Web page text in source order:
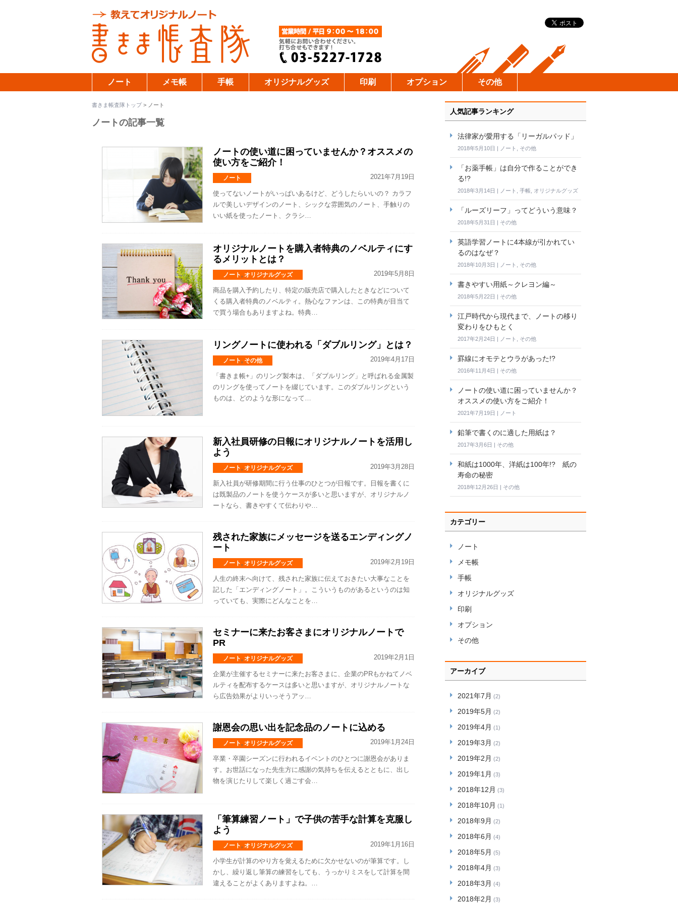
ノート メモ帳 手帳 オリジナルグッズ 印刷 オプション その他
書きま帳査隊トップ > ノート
ノートの記事一覧
ノートの使い道に困っていませんか？オススメの
使い方をご紹介！
ノート 2021年7月19日
使ってないノートがいっぱいあるけど、どうしたらいいの？ カラフ
ルで美しいデザインのノート、シックな雰囲気のノート、手触りの
いい紙を使ったノート、クラシ…
オリジナルノートを購入者特典のノベルティにす
るメリットとは？
ノート, オリジナルグッズ 2019年5月8日
商品を購入予約したり、特定の販売店で購入したときなどについて
くる購入者特典のノベルティ。熱心なファンは、この特典が目当て
で買う場合もありますよね。特典…
リングノートに使われる「ダブルリング」とは？
ノート, その他 2019年4月17日
「書きま帳+」のリング製本は、「ダブルリング」と呼ばれる金属製
のリングを使ってノートを綴じています。このダブルリングという
ものは、どのような形になって…
新入社員研修の日報にオリジナルノートを活用し
よう
ノート, オリジナルグッズ 2019年3月28日
新入社員が研修期間に行う仕事のひとつが日報です。日報を書くに
は既製品のノートを使うケースが多いと思いますが、オリジナルノ
ートなら、書きやすくて伝わりや…
残された家族にメッセージを送るエンディングノ
ート
ノート, オリジナルグッズ 2019年2月19日
人生の終末へ向けて、残された家族に伝えておきたい大事なことを
記した「エンディングノート」。こういうものがあるというのは知
っていても、実際にどんなことを…
セミナーに来たお客さまにオリジナルノートで
PR
ノート, オリジナルグッズ 2019年2月1日
企業が主催するセミナーに来たお客さまに、企業のPRもかねてノベ
ルティを配布するケースは多いと思いますが、オリジナルノートな
ら広告効果がよりいっそうアッ…
謝恩会の思い出を記念品のノートに込める
ノート, オリジナルグッズ 2019年1月24日
卒業・卒園シーズンに行われるイベントのひとつに謝恩会がありま
す。お世話になった先生方に感謝の気持ちを伝えるとともに、出し
物を演じたりして楽しく過ごす会…
「筆算練習ノート」で子供の苦手な計算を克服し
よう
ノート, オリジナルグッズ 2019年1月16日
小学生が計算のやり方を覚えるために欠かせないのが筆算です。し
かし、繰り返し筆算の練習をしても、うっかりミスをして計算を間
違えることがよくありますよね。…
人気記事ランキング
法律家が愛用する「リーガルパッド」
2018年5月10日 | ノート その他
「お薬手帳」は自分で作ることができ
る!?
2018年3月14日 | ノート 手帳 オリジナルグッズ
「ルーズリーフ」ってどういう意味？
2018年5月31日 | その他
英語学習ノートに4本線が引かれてい
るのはなぜ？
2018年10月3日 | ノート その他
書きやすい用紙～クレヨン編～
2018年5月22日 | その他
江戸時代から現代まで、ノートの移り
変わりをひもとく
2017年2月24日 | ノート その他
罫線にオモテとウラがあった!?
2016年11月4日 | その他
ノートの使い道に困っていませんか？
オススメの使い方をご紹介！
2021年7月19日 | ノート
鉛筆で書くのに適した用紙は？
2017年3月6日 | その他
和紙は1000年、洋紙は100年!? 紙の
寿命の秘密
2018年12月26日 | その他
カテゴリー
ノート
メモ帳
手帳
オリジナルグッズ
印刷
オプション
その他
アーカイブ
2021年7月 (2)
2019年5月 (2)
2019年4月 (1)
2019年3月 (2)
2019年2月 (2)
2019年1月 (3)
2018年12月 (3)
2018年10月 (1)
2018年9月 (2)
2018年6月 (4)
2018年5月 (5)
2018年4月 (3)
2018年3月 (4)
2018年2月 (3)